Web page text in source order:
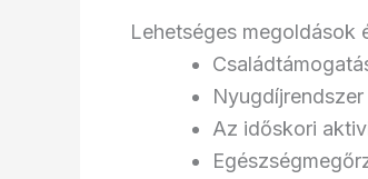
Lehetséges megoldások
Az időskori